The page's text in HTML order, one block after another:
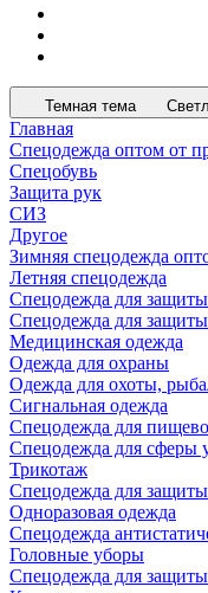
Темная тема
Главная
Спецодежда оптом от
Спецобувь
Защита рук
СИЗ
Другое
Зимняя спецодежда
Летняя спецодежда
Спецодежда для
Спецодежда для защиты
Медицинская одежда
Одежда для охраны
Одежда для охоты,
Сигнальная одежда
Спецодежда для
Спецодежда для сферы
Трикотаж
Спецодежда для
Одноразовая одежда
Спецодежда
Головные уборы
Спецодежда для защиты